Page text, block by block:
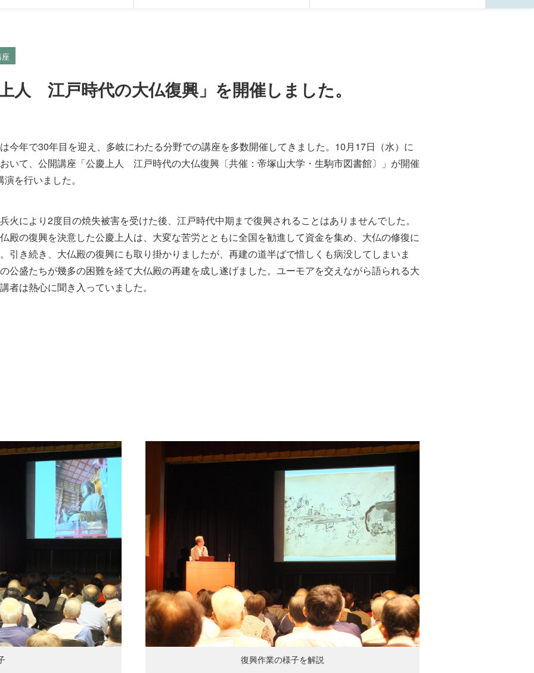
人 江戸時代の大仏復興」を開催しました。
今年で30年目を迎え、多岐にわたる分野での講座を多数開催してきました。10月17日（水）に
いて、公開講座「公慶上人 江戸時代の大仏復興〔共催：帝塚山大学・生駒市図書館〕」が開催
を行いました。
火により2度目の焼失被害を受けた後、江戸時代中期まで復興されることはありませんでした。
殿の復興を決意した公慶上人は、大変な苦労とともに全国を勧進して資金を集め、大仏の修復に
引き続き、大仏殿の復興にも取り掛かりましたが、再建の道半ばで惜しくも病没してしまいま
公盛たちが幾多の困難を経て大仏殿の再建を成し遂げました。ユーモアを交えながら語られる大
者は熱心に聞き入っていました。
復興作業の様子を解説